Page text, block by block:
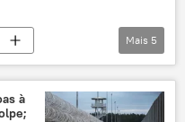
Mais 5
à